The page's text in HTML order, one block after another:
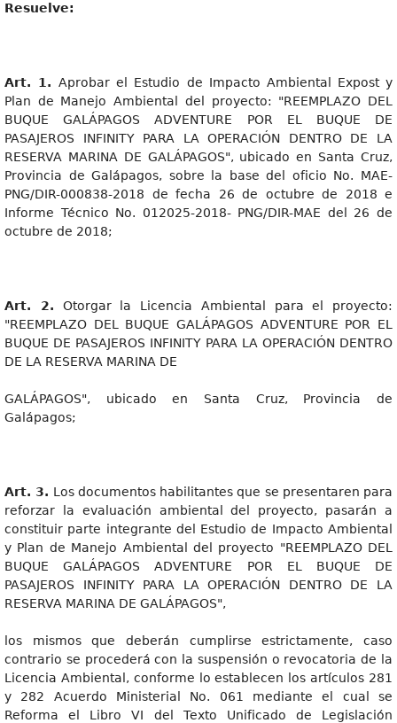
Resuelve:
Art. 1.Aprobar el Estudio de Impacto Ambiental Expost y
Plan de Manejo Ambiental del proyecto: "REEMPLAZO DEL
BUQUE GALÁPAGOS ADVENTURE POR EL BUQUE DE
PASAJEROS INFINITY PARA LA OPERACIÓN DENTRO DE LA
RESERVA MARINA DE GALÁPAGOS", ubicado en Santa Cruz,
Provincia de Galápagos, sobre la base del oficio No. MAE-
PNG/DIR-000838-2018 de fecha 26 de octubre de 2018 e
Informe Técnico No. 012025-2018- PNG/DIR-MAE del 26 de
octubre de 2018;
Art. 2. Otorgar la Licencia Ambiental para el proyecto:
"REEMPLAZO DEL BUQUE GALÁPAGOS ADVENTURE POR EL
BUQUE DE PASAJEROS INFINITY PARA LA OPERACIÓN DENTRO
DE LA RESERVA MARINA DE
GALÁPAGOS", ubicado en Santa Cruz, Provincia de
Galápagos;
Art. 3. Los documentos habilitantes que se presentaren para
reforzar la evaluación ambiental del proyecto, pasarán a
constituir parte integrante del Estudio de Impacto Ambiental
y Plan de Manejo Ambiental del proyecto "REEMPLAZO DEL
BUQUE GALÁPAGOS ADVENTURE POR EL BUQUE DE
PASAJEROS INFINITY PARA LA OPERACIÓN DENTRO DE LA
RESERVA MARINA DE GALÁPAGOS",
los mismos que deberán cumplirse estrictamente, caso
contrario se procederá con la suspensión o revocatoria de la
Licencia Ambiental, conforme lo establecen los artículos 281
y 282 Acuerdo Ministerial No. 061 mediante el cual se
Reforma el Libro VI del Texto Unificado de Legislación